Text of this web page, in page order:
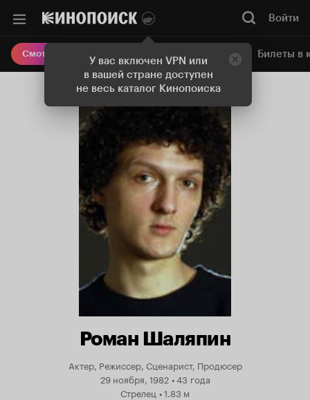
У вас включен VPN или
в вашей стране доступен
не весь каталог Кинопоиска
Войти
Смотреть кино Онлайн-кинотеатр Билеты в
Роман Шаляпин
Актер, Режиссер, Сценарист, Продюсер
29 ноября, 1982 •43 года
Стрелец •1.83 м